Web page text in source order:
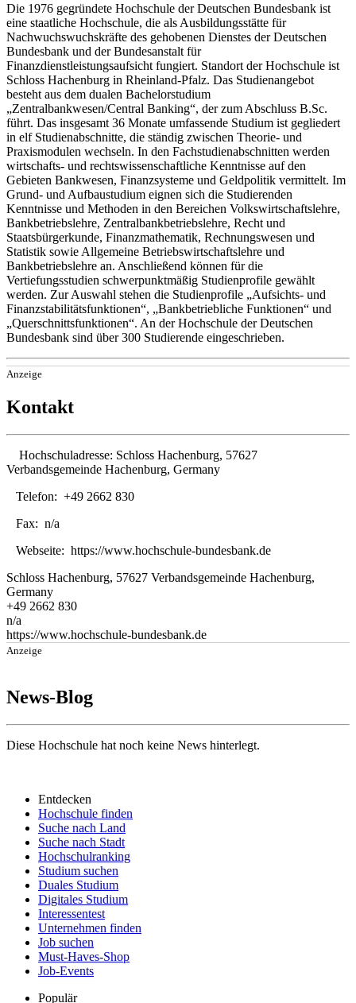
Die 1976 gegründete Hochschule der Deutschen Bundesbank ist
eine staatliche Hochschule, die als Ausbildungsstätte für
Nachwuchswuchskräfte des gehobenen Dienstes der Deutschen
Bundesbank und der Bundesanstalt für
Finanzdienstleistungsaufsicht fungiert. Standort der Hochschule ist
Schloss Hachenburg in Rheinland-Pfalz. Das Studienangebot
besteht aus dem dualen Bachelorstudium
„Zentralbankwesen/Central Banking“, der zum Abschluss B.Sc.
führt. Das insgesamt 36 Monate umfassende Studium ist gegliedert
in elf Studienabschnitte, die ständig zwischen Theorie- und
Praxismodulen wechseln. In den Fachstudienabschnitten werden
wirtschafts- und rechtswissenschaftliche Kenntnisse auf den
Gebieten Bankwesen, Finanzsysteme und Geldpolitik vermittelt. Im
Grund- und Aufbaustudium eignen sich die Studierenden
Kenntnisse und Methoden in den Bereichen Volkswirtschaftslehre,
Bankbetriebslehre, Zentralbankbetriebslehre, Recht und
Staatsbürgerkunde, Finanzmathematik, Rechnungswesen und
Statistik sowie Allgemeine Betriebswirtschaftslehre und
Bankbetriebslehre an. Anschließend können für die
Vertiefungsstudien schwerpunktmäßig Studienprofile gewählt
werden. Zur Auswahl stehen die Studienprofile „Aufsichts- und
Finanzstabilitätsfunktionen“, „Bankbetriebliche Funktionen“ und
„Querschnittsfunktionen“. An der Hochschule der Deutschen
Bundesbank sind über 300 Studierende eingeschrieben.
Anzeige
Kontakt
Hochschuladresse: Schloss Hachenburg, 57627
Verbandsgemeinde Hachenburg, Germany
Telefon: +49 2662 830
Fax: n/a
Webseite: https://www.hochschule-bundesbank.de
Schloss Hachenburg, 57627 Verbandsgemeinde Hachenburg,
Germany
+49 2662 830
n/a
https://www.hochschule-bundesbank.de
Anzeige
News-Blog
Diese Hochschule hat noch keine News hinterlegt.
Entdecken
Hochschule finden
Suche nach Land
Suche nach Stadt
Hochschulranking
Studium suchen
Duales Studium
Digitales Studium
Interessentest
Unternehmen finden
Job suchen
Must-Haves-Shop
Job-Events
Populär